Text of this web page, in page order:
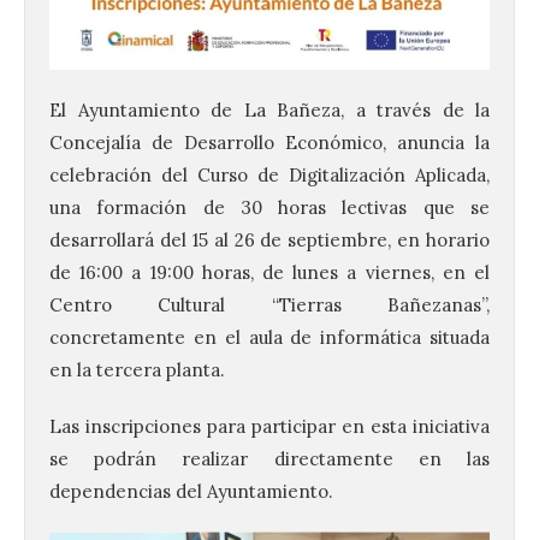
El Ayuntamiento de La Bañeza, a través de la
Concejalía de Desarrollo Económico, anuncia la
celebración del Curso de Digitalización Aplicada,
una formación de 30 horas lectivas que se
desarrollará del 15 al 26 de septiembre, en horario
de 16:00 a 19:00 horas, de lunes a viernes, en el
Centro Cultural “Tierras Bañezanas”,
concretamente en el aula de informática situada
en la tercera planta.
Las inscripciones para participar en esta iniciativa
se podrán realizar directamente en las
dependencias del Ayuntamiento.